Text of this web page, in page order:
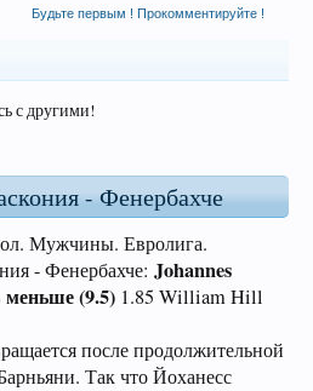
Будьте первым ! Прокомментируйте !
с другими!
- Фенербахче
Мужчины. Евролига.
- Фенербахче: Johannes
(9.5) 1.85 William Hill
после продолжительной
Так что Йоханесс